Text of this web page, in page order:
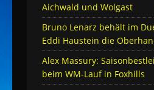
Aichwald und Wolgast
Bruno Lenarz behält im
Eddi Haustein die
Alex Massury:
beim WM-Lauf in Foxhills